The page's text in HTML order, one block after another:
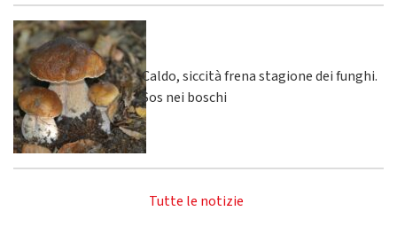
Caldo, siccità frena stagione dei funghi.
Sos nei boschi
Tutte le notizie